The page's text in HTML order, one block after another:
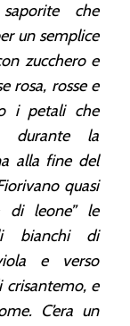
che
un semplice
zucchero e
rosa, rosse e
i petali che
durante la
alla fine del
quasi
di leone” le
bianchi di
e verso
crisantemo, e
C’era un